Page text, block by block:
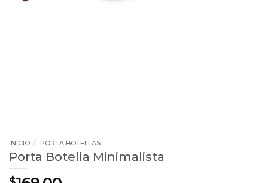
INICIO / PORTA BOTELLAS
Porta Botella Minimalista